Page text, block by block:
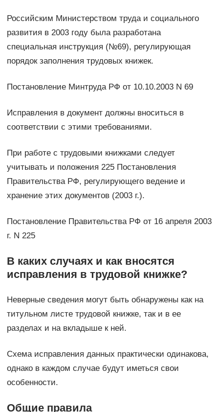
Российским Министерством труда и социального
развития в 2003 году была разработана
специальная инструкция (№69), регулирующая
порядок заполнения трудовых книжек.
Постановление Минтруда РФ от 10.10.2003 N 69
Исправления в документ должны вноситься в
соответствии с этими требованиями.
При работе с трудовыми книжками следует
учитывать и положения 225 Постановления
Правительства РФ, регулирующего ведение и
хранение этих документов (2003 г.).
Постановление Правительства РФ от 16 апреля 2003
г. N 225
В каких случаях и как вносятся
исправления в трудовой книжке?
Неверные сведения могут быть обнаружены как на
титульном листе трудовой книжке, так и в ее
разделах и на вкладыше к ней.
Схема исправления данных практически одинакова,
однако в каждом случае будут иметься свои
особенности.
Общие правила